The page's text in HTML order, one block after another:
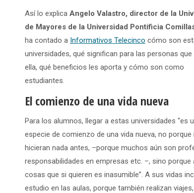
Así lo explica Angelo Valastro, director de la
de Mayores de la Universidad Pontificia
ha contado a Informativos Telecinco cómo son
universidades, qué significan para las personas que
ella, qué beneficios les aporta y cómo son como
estudiantes.
El comienzo de una vida nueva
Para los alumnos, llegar a estas universidades “es
especie de comienzo de una vida nueva, no porque
hicieran nada antes, –porque muchos aún son
responsabilidades en empresas etc. –, sino
cosas que si quieren es inasumible”. A sus vidas
estudio en las aulas, porque también realizan